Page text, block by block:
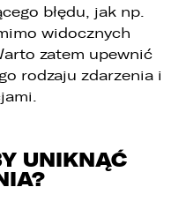
błędu, jak np.
widocznych
zatem upewnić
rodzaju zdarzenia i
UNIKNĄĆ